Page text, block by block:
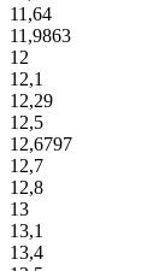
11,64
11,9863
12
12,1
12,29
12,5
12,6797
12,7
12,8
13
13,1
13,4